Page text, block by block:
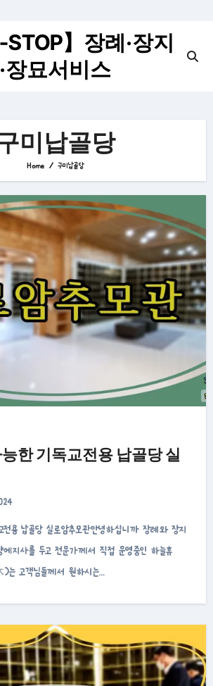
STOP】장례·장지
·장묘서비스
미납골당
Home 구미납골당
한 기독교전용 납골당 실
에지사를 두고 전문가께서 직접 운영중인 하늘휴
고객님들께서 원하시는…